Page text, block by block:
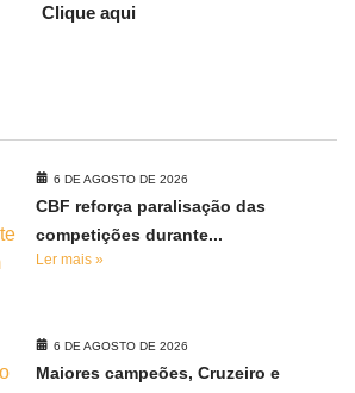
Clique aqui
6 DE AGOSTO DE 2026
CBF reforça paralisação das
competições durante...
Ler mais »
6 DE AGOSTO DE 2026
Maiores campeões, Cruzeiro e